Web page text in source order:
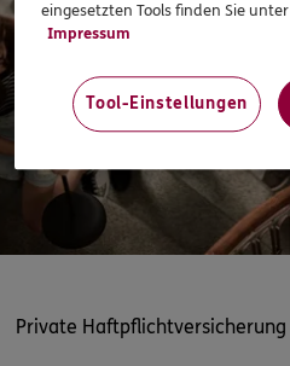
Private Haftpflichtversicherung
eingesetzten Tools finden Sie unter
Impressum
Tool-Einstellungen